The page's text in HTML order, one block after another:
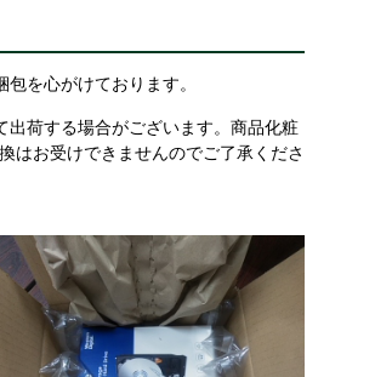
を心がけております。
荷する場合がございます。商品化粧
はお受けできませんのでご了承くださ